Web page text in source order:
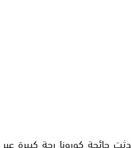
2020 (ومع) أحدثت جائحة كورونا رجة كبيرة عبر